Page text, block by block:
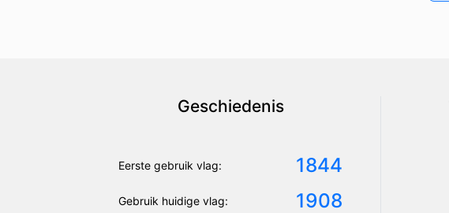
Geschiedenis
Eerste gebruik vlag: 1844
Gebruik huidige vlag: 1908